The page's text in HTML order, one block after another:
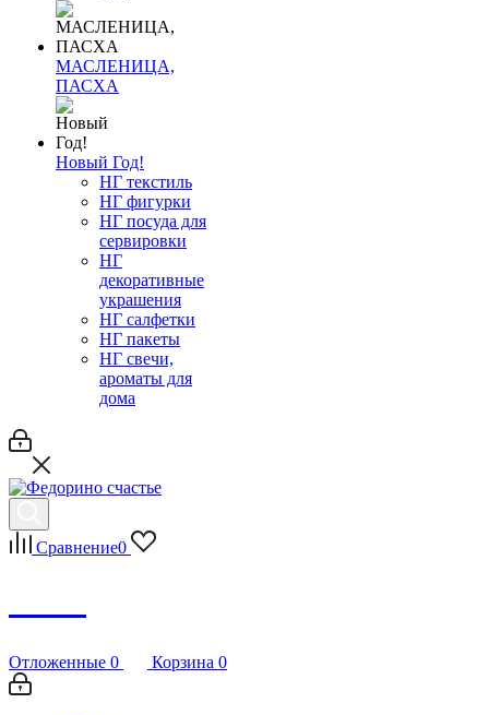
МАСЛЕНИЦА,
ПАСХА
Новый Год!
НГ текстиль
НГ фигурки
НГ посуда для
сервировки
НГ
декоративные
украшения
НГ салфетки
НГ пакеты
НГ свечи,
ароматы для
дома
Сравнение0
Отложенные 0 Корзина 0